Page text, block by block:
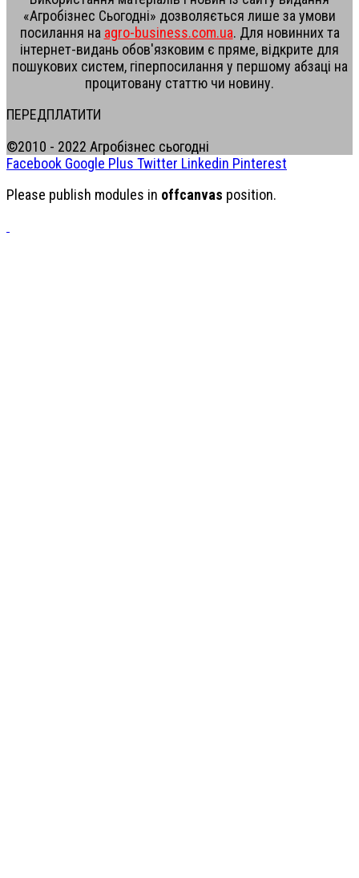
«Агробізнес Сьогодні» дозволяється лише за умови
посилання на agro-business.com.ua. Для новинних та
інтернет-видань обов'язковим є пряме, відкрите для
пошукових систем, гіперпосилання у першому абзаці на
процитовану статтю чи новину.
ПЕРЕДПЛАТИТИ
©2010 - 2022 Агробізнес сьогодні
Facebook Google Plus Twitter Linkedin Pinterest
Please publish modules in offcanvas position.